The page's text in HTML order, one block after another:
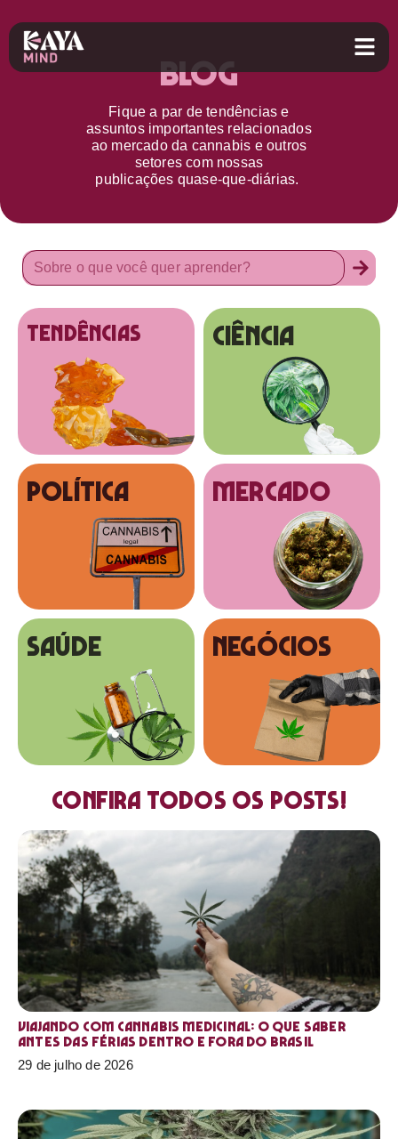
Blog
Fique a par detendências e
assuntos importantes relacionados
ao mercado da cannabis e outros
setorescom nossas
publicações quase-que-diárias.
tendências Ciência
Política MERCADO
SAÚDE NEGÓCIOS
Confira todos os posts!
Viajando com cannabis medicinal: o que saber
antes das férias dentro e fora do Brasil
29 de julho de 2026